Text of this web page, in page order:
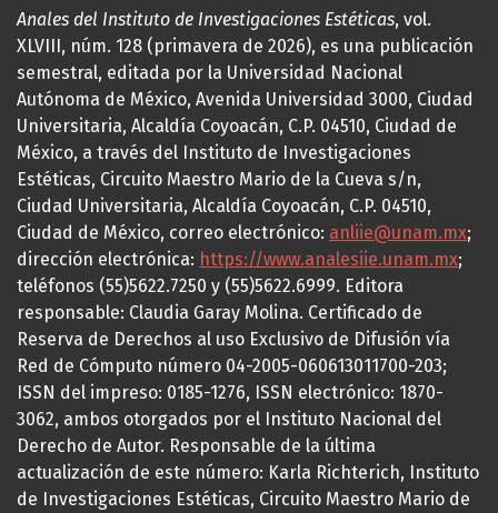
Anales del Instituto de Investigaciones Estéticas, vol.
XLVIII, núm. 128 (primavera de 2026), es una publicación
semestral, editada por la Universidad Nacional
Autónoma de México, Avenida Universidad 3000, Ciudad
Universitaria, Alcaldía Coyoacán, C.P. 04510, Ciudad de
México, a través del Instituto de Investigaciones
Estéticas, Circuito Maestro Mario de la Cueva s/n,
Ciudad Universitaria, Alcaldía Coyoacán, C.P. 04510,
Ciudad de México, correo electrónico: anliie@unam.mx;
dirección electrónica: https://www.analesiie.unam.mx;
teléfonos (55)5622.7250 y (55)5622.6999. Editora
responsable: Claudia Garay Molina. Certificado de
Reserva de Derechos al uso Exclusivo de Difusión vía
Red de Cómputo número 04-2005-060613011700-203;
ISSN del impreso: 0185-1276, ISSN electrónico: 1870-
3062, ambos otorgados por el Instituto Nacional del
Derecho de Autor. Responsable de la última
actualización de este número: Karla Richterich, Instituto
de Investigaciones Estéticas, Circuito Maestro Mario de